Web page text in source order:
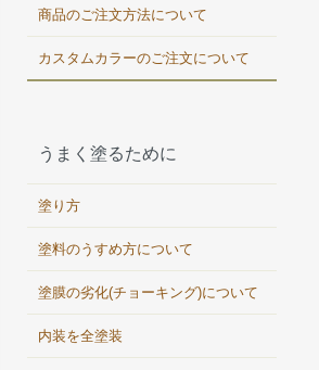
商品のご注文方法について
カスタムカラーのご注文について
うまく塗るために
塗り方
塗料のうすめ方について
塗膜の劣化(チョーキング)について
内装を全塗装